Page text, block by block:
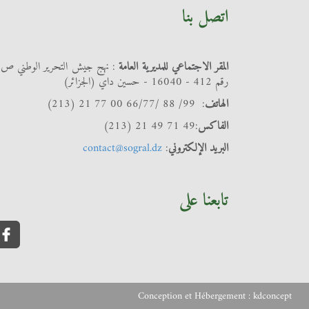
اتصل بنا
المقر الاجتماعي للمديرية العامة : نهج جيش التحرير
رقم 412 - 16040 - حسين داي (الجزائر)
الهاتف: 99/ 88 /66/77 00 77 21 (213)
الفاكس:49 71 49 21 (213)
البريد الإلكتروني:
contact@sogral.dz
تابعنا على
Conception et Hébergement : kdconcept